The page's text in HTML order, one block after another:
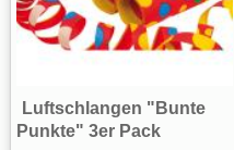
Luftschlangen "Bunte
Punkte" 3er Pack